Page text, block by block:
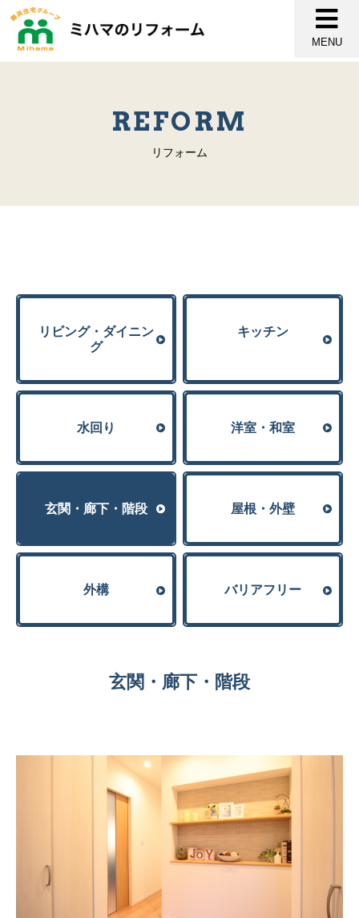
MENU
REFORM
リフォーム
リビング・ダイニン
グ
キッチン
⽔回り 洋室・和室
玄関・廊下・階段 屋根・外壁
外構 バリアフリー
玄関・廊下・階段